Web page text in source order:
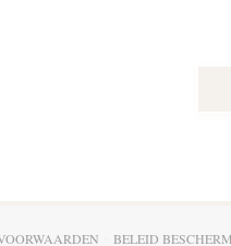
BELEID